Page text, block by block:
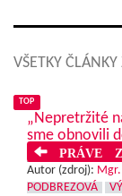
VŠETKY
TOP
„Nepretržité
sme obnovili
PRÁVE
Autor (zdroj):
PODBREZOVÁ